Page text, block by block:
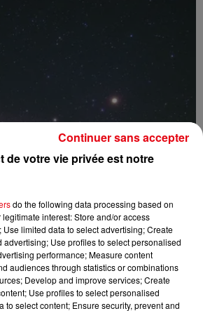
trois soirées pour observer le ciel et...
de votre vie privée est notre
do the following data processing based on
interest: Store and/or access
limited data to select advertising; Create
Use profiles to select personalised
performance; Measure content
audiences through statistics or combinations
Develop and improve services; Create
Use profiles to select personalised
to select content; Ensure security, prevent and
Continuer sans accepter